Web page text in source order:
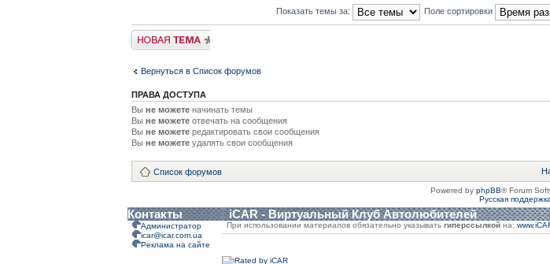
Показать темы за: Поле сортировки
Новая тема
Вернуться в Список форумов
ПРАВА ДОСТУПА
Вы не можете начинать темы
Вы не можете отвечать на сообщения
Вы не можете редактировать свои сообщения
Вы не можете удалять свои сообщения
Список форумов
Powered by phpBB® Forum
Русская
Контакты iCAR - Виртуальный Клуб Автолюбителей
Администратор
icar@icar.com.ua
Реклама на сайте
При использовании материалов обязательно указывать гиперссылкой на: